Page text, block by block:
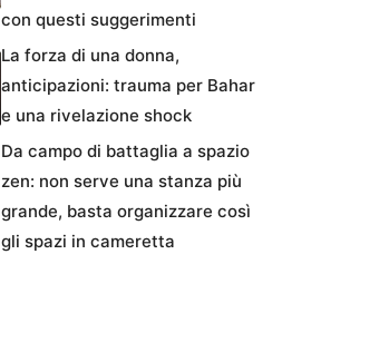
con questi suggerimenti
La forza di una donna,
anticipazioni: trauma per Bahar
e una rivelazione shock
Da campo di battaglia a spazio
zen: non serve una stanza più
grande, basta organizzare così
gli spazi in cameretta